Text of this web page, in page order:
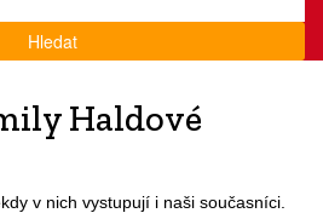
Hledat
Haldové
v nich vystupují i naši současníci.